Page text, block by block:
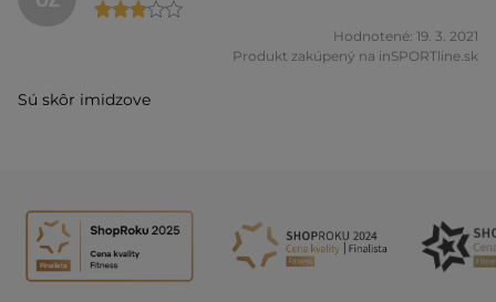
Hodnotené: 19. 3. 2021
Produkt zakúpený na inSPORTline.sk
Sú skôr imidzove